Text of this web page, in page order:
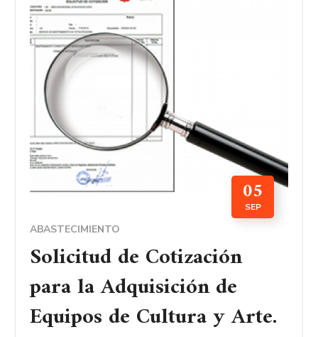
05
SEP
ABASTECIMIENTO
Solicitud de Cotización
para la Adquisición de
Equipos de Cultura y Arte.